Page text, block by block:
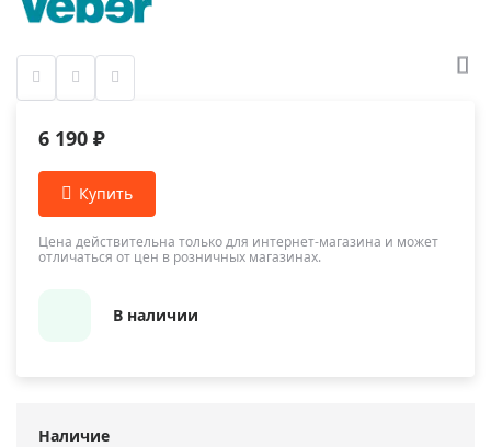
6 190 ₽
Цена действительна только для интернет-магазина и может
отличаться от цен в розничных магазинах.
В наличии
Наличие